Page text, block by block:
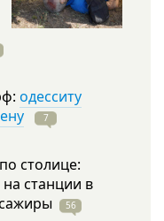
одесситу
7
столице:
на станции в
56